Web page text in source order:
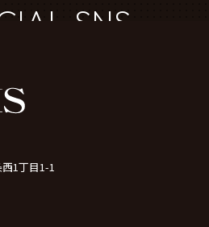
SNS
1丁目1-1